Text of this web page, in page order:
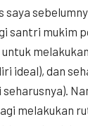
santri mukim
ideal), dan
melakukan